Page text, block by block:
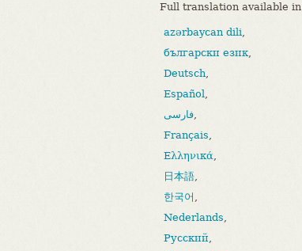
Full translation available in
azərbaycan dili,
български език,
Deutsch,
Español,
فارسی,
Français,
Ελληνικά,
日本語,
한국어 ,
Nederlands,
Русский,